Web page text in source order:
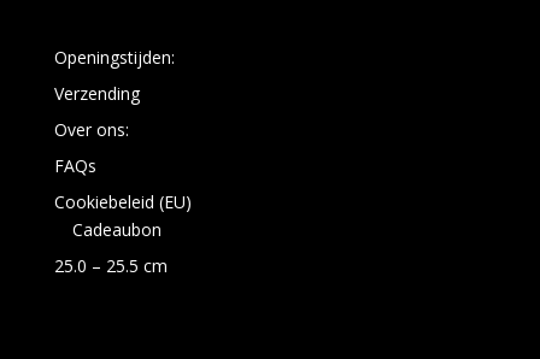
Openingstijden:
Verzending
Over ons:
FAQs
Cookiebeleid (EU)
Cadeaubon
25.0 – 25.5 cm